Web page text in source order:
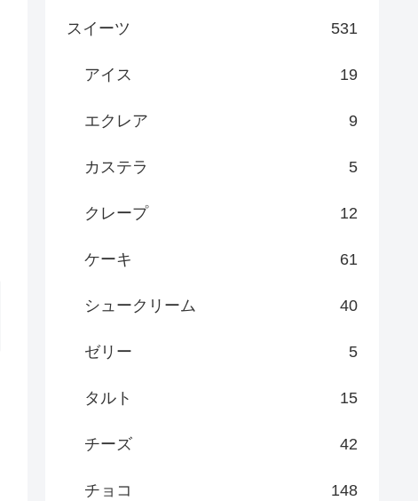
スイーツ 531
アイス 19
エクレア 9
カステラ 5
クレープ 12
ケーキ 61
シュークリーム 40
ゼリー 5
タルト 15
チーズ 42
チョコ 148